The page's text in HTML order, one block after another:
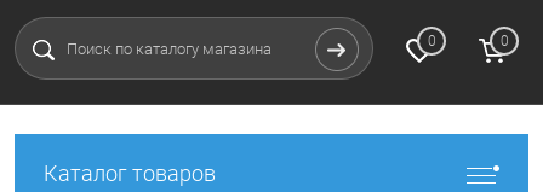
0 0
Каталог товаров